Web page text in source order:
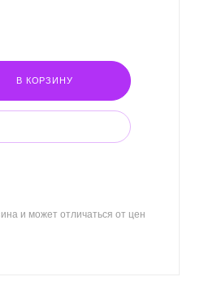
В КОРЗИНУ
и может отличаться от цен